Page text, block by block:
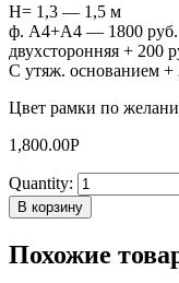
H= 1,3 — 1,5 м
ф. А4+А4 — 1800 руб.
двухсторонняя + 200
С утяж. основанием +
Цвет рамки по
1,800.00Р
Quantity:
В корзину
Похожие